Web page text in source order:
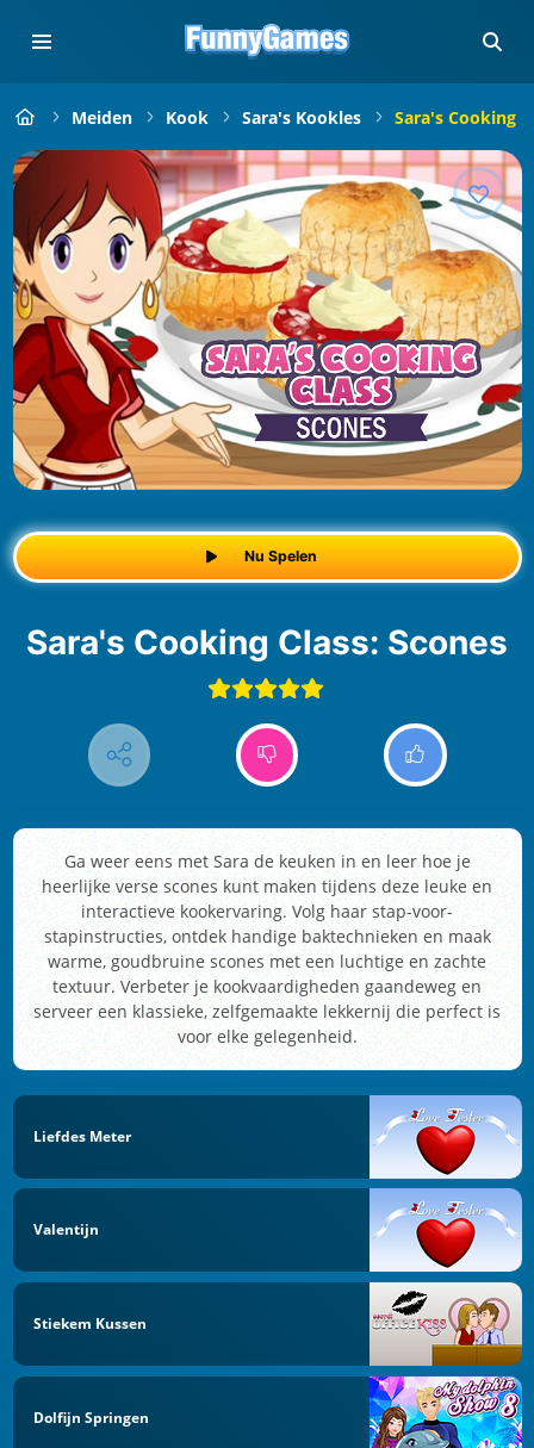
Meiden Kook Sara's Kookles Sara's Cooking
Nu Spelen
Sara's Cooking Class: Scones
Ga weer eens met Sara de keuken in en leer hoe je
heerlijke verse scones kunt maken tijdens deze leuke en
interactieve kookervaring. Volg haar stap-voor-
stapinstructies, ontdek handige baktechnieken en maak
warme, goudbruine scones met een luchtige en zachte
textuur. Verbeter je kookvaardigheden gaandeweg en
serveer een klassieke, zelfgemaakte lekkernij die perfect is
voor elke gelegenheid.
Liefdes Meter
Valentijn
Stiekem Kussen
Dolfijn Springen